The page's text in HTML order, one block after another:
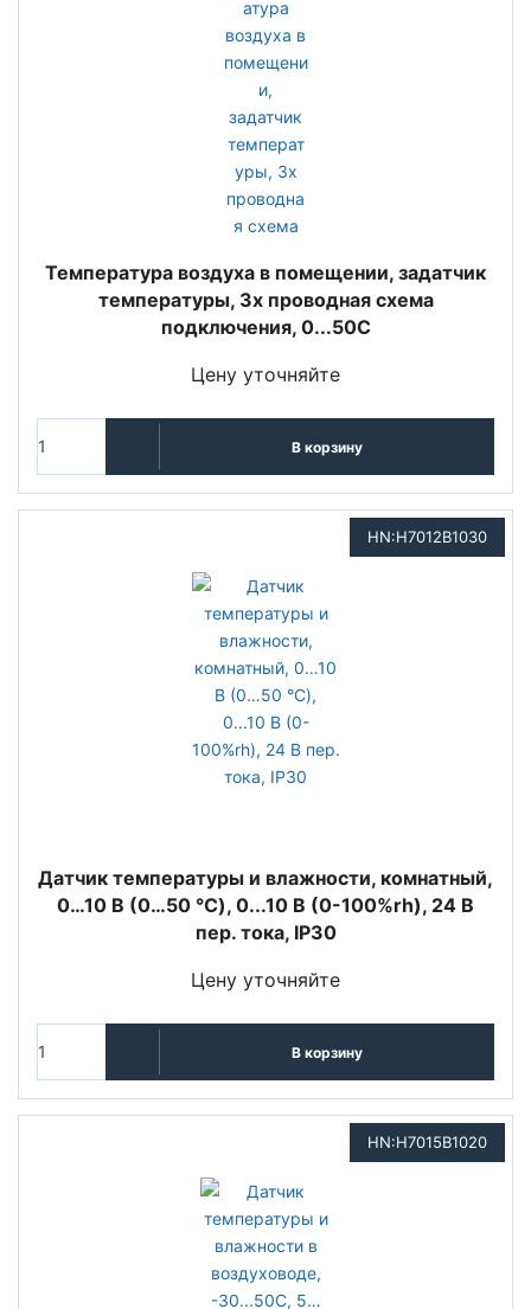
Температура воздуха в помещении, задатчик
температуры, 3х проводная схема
подключения, 0...50С
Цену уточняйте
В корзину
HN:H7012B1030
Датчик температуры и влажности, комнатный,
0…10 В (0…50 °C), 0...10 В (0-100%rh), 24 В
пер. тока, IP30
Цену уточняйте
В корзину
HN:H7015B1020